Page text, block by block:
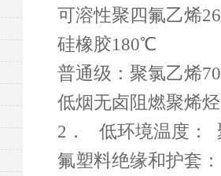
可溶性聚四氟乙烯
硅橡胶180℃
普通级：聚氯乙烯
低烟无卤阻燃聚烯
2． 低环境温度：
氟塑料绝缘和护套